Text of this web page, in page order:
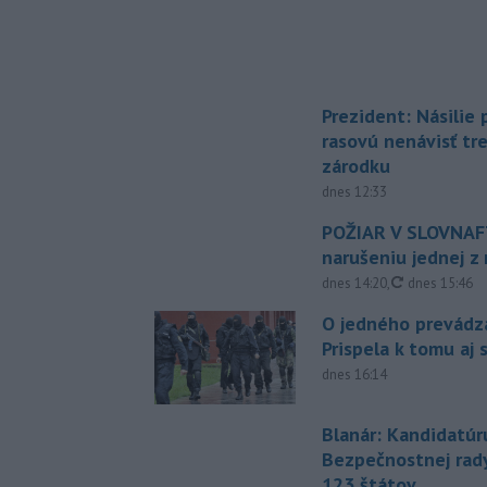
Prezident: Násilie
rasovú nenávisť
zárodku
dnes 12:33
POŽIAR V
narušeniu jednej z
dnes 14:20, aktualizované
dnes 15:46
O jedného
Prispela k tomu aj
dnes 16:14
Blanár:
Bezpečnostnej